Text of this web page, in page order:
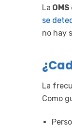
La OMS
se
no hay
La
Como